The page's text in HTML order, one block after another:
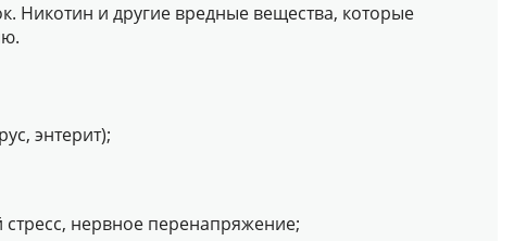
Никотин и другие вредные вещества, которые
энтерит);
стресс, нервное перенапряжение;